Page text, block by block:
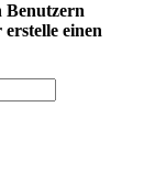
Benutzern
einen